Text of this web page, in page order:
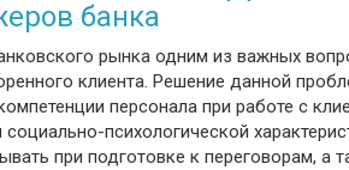
банка
рынка одним из важных
клиента. Решение данной
персонала при работе с
психологической
при подготовке к переговорам, а